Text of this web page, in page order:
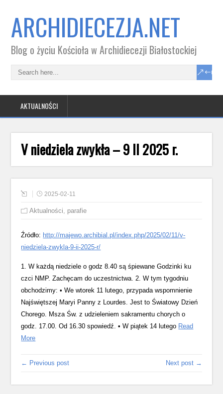
ARCHIDIECEZJA.NET
Blog o życiu Kościoła w Archidiecezji Białostockiej
AKTUALNOŚCI
V niedziela zwykła – 9 II 2025 r.
2025-02-11
Aktualności, parafie
Źródło: http://majewo.archibial.pl/index.php/2025/02/11/v-
niedziela-zwykla-9-ii-2025-r/
1. W każdą niedziele o godz 8.40 są śpiewane Godzinki ku
czci NMP. Zachęcam do uczestnictwa. 2. W tym tygodniu
obchodzimy: • We wtorek 11 lutego, przypada wspomnienie
Najświętszej Maryi Panny z Lourdes. Jest to Światowy Dzień
Chorego. Msza Św. z udzieleniem sakramentu chorych o
godz. 17.00. Od 16.30 spowiedź. • W piątek 14 lutego Read
More
← Previous post Next post →